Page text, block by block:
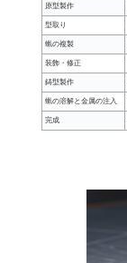
原型製作
型取り
蝋の複製
装飾・修正
鋳型製作
蝋の溶解と金属の注入
完成